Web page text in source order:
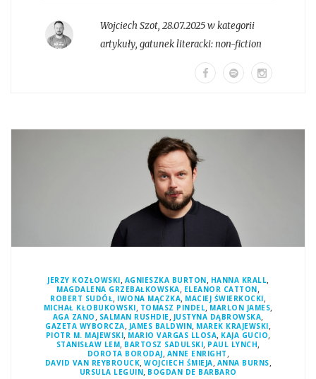
Wojciech Szot, 28.07.2025 w kategorii
artykuły, gatunek literacki:non-fiction
JERZY KOZŁOWSKI, AGNIESZKA BURTON, HANNA KRALL,
MAGDALENA GRZEBAŁKOWSKA, ELEANOR CATTON,
ROBERT SUDÓŁ, IWONA MĄCZKA, MACIEJ ŚWIERKOCKI,
MICHAŁ KŁOBUKOWSKI, TOMASZ PINDEL,MARLON JAMES,
AGA ZANO , SALMAN RUSHDIE, JUSTYNA DĄBROWSKA,
GAZETA WYBORCZA, JAMES BALDWIN, MAREK KRAJEWSKI,
PIOTR M. MAJEWSKI, MARIO VARGAS LLOSA, KAJA GUCIO,
STANISŁAW LEM, BARTOSZ SADULSKI, PAUL LYNCH,
DOROTA BORODAJ, ANNE ENRIGHT ,
DAVID VAN REYBROUCK, WOJCIECH ŚMIEJA, ANNA BURNS,
URSULA LEGUIN, BOGDAN DE BARBARO